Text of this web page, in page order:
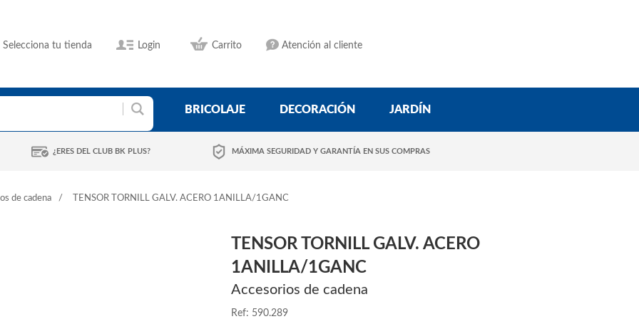
Selecciona tu tienda Login Carrito Atención al cliente
BRICOLAJE DECORACIÓN JARDÍN
¿ERES DEL CLUB BK PLUS? MÁXIMA SEGURIDAD Y GARANTÍA EN SUS COMPRAS
de cadena TENSOR TORNILL GALV. ACERO 1ANILLA/1GANC
TENSOR TORNILL GALV. ACERO
1ANILLA/1GANC
Accesorios de cadena
Ref: 590.289